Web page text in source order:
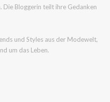
Bloggerin teilt ihre Gedanken
und Styles aus der Modewelt,
um das Leben.